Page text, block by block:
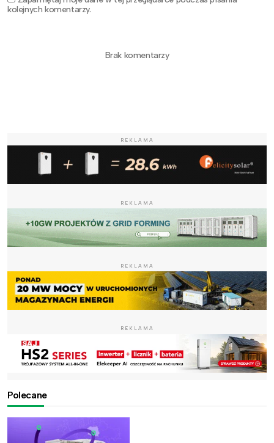
kolejnych komentarzy.
Brak komentarzy
REKLAMA
REKLAMA
REKLAMA
REKLAMA
Polecane